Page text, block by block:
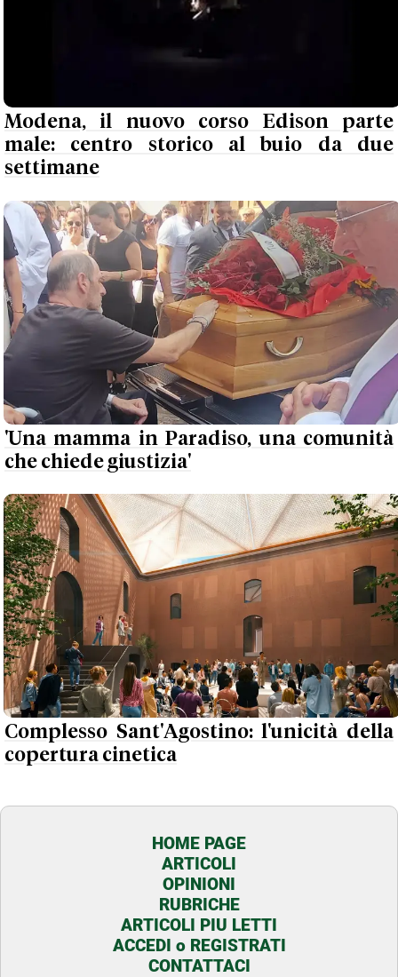
Modena, il nuovo corso Edison parte
male: centro storico al buio da due
settimane
'Una mamma in Paradiso, una comunità
che chiede giustizia'
Complesso Sant'Agostino: l'unicità della
copertura cinetica
HOME PAGE
ARTICOLI
OPINIONI
RUBRICHE
ARTICOLI PIU LETTI
ACCEDI o REGISTRATI
CONTATTACI